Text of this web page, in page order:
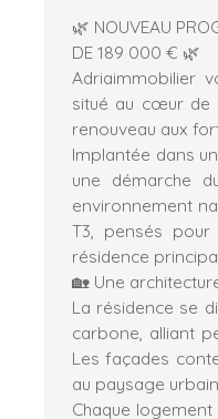
🌿 NOUVEAU
DE 189 000 € 🌿
Adriaimmobilier
situé au cœur de
renouveau aux
Implantée dans
une démarche
environnement
T3, pensés
résidence
🏡 Une
La résidence se
carbone, alliant
Les façades
au paysage
Chaque